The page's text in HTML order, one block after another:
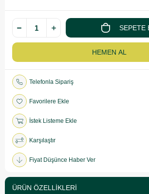
Telefonla Sipariş
Favorilere Ekle
İstek Listeme Ekle
Karşılaştır
Fiyat Düşünce Haber Ver
ÜRÜN ÖZELLIKLERI